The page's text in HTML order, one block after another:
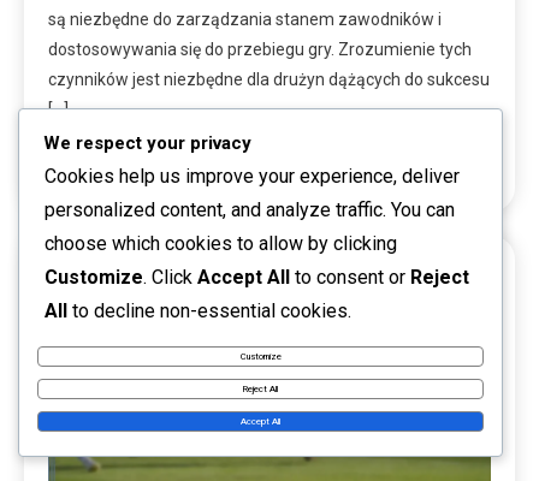
są niezbędne do zarządzania stanem zawodników i
dostosowywania się do przebiegu gry. Zrozumienie tych
czynników jest niezbędne dla drużyn dążących do sukcesu
[…]
Read More
We respect your privacy
Cookies help us improve your experience, deliver
personalized content, and analyze traffic. You can
choose which cookies to allow by clicking
Customize. Click Accept All to consent or Reject
All to decline non-essential cookies.
Customize
Reject All
Accept All